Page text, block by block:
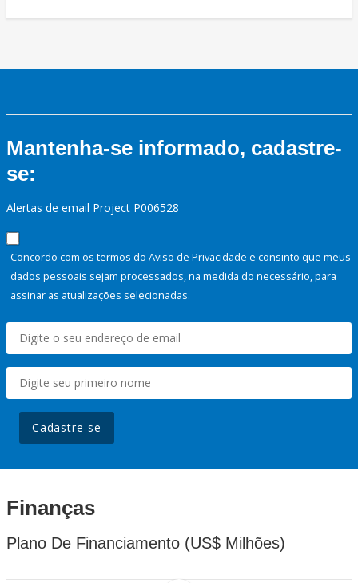
Mantenha-se informado, cadastre-
se:
Alertas de email Project P006528
Concordo com os termos do Aviso de Privacidade e consinto que meus
dados pessoais sejam processados, na medida do necessário, para
assinar as atualizações selecionadas.
Cadastre-se
Finanças
Plano De Financiamento (US$ Milhões)